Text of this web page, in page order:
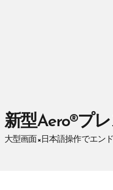
新型Aero®︎プ
大型画面×日本語操作でエン